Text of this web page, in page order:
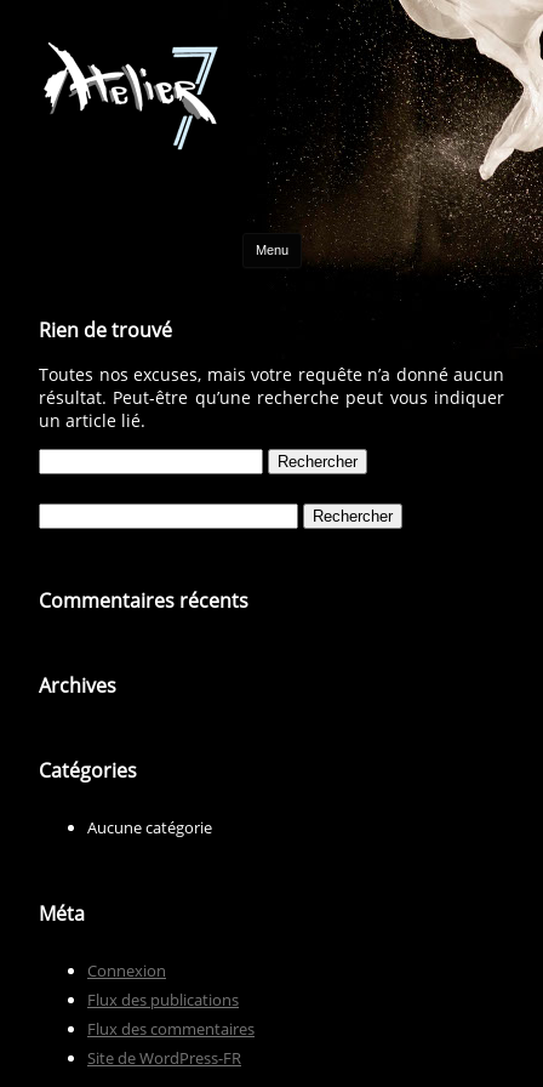
Menu Aller au contenu
Rien de trouvé
Toutes nos excuses, mais votre requête n’a donné aucun
résultat. Peut-être qu’une recherche peut vous indiquer
un article lié.
Commentaires récents
Archives
Catégories
Aucune catégorie
Méta
Connexion
Flux des publications
Flux des commentaires
Site de WordPress-FR